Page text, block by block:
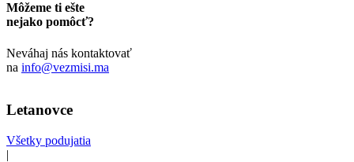
Môžeme ti ešte
nejako pomôcť?
Neváhaj nás kontaktovať
na info@vezmisi.ma
Letanovce
Všetky podujatia
|